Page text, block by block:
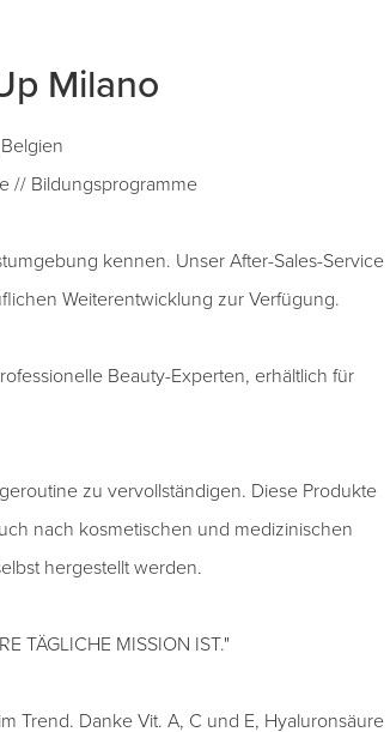
Milano
// Bildungsprogramme
kennen. Unser After-Sales-Service
Weiterentwicklung zur Verfügung.
Beauty-Experten, erhältlich für
zu vervollständigen. Diese Produkte
nach kosmetischen und medizinischen
hergestellt werden.
TÄGLICHE MISSION IST."
Trend. Danke Vit. A, C und E, Hyaluronsäure